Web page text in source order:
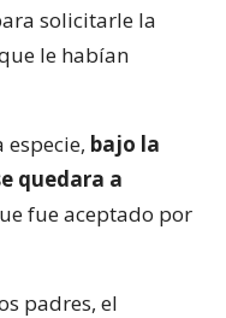
solicitarle la
le habían
bajo la
quedara a
fue aceptado por
padres, el